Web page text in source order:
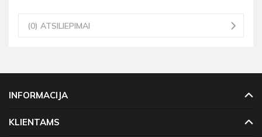
(0) ATSILIEPIMAI
INFORMACIJA
KLIENTAMS